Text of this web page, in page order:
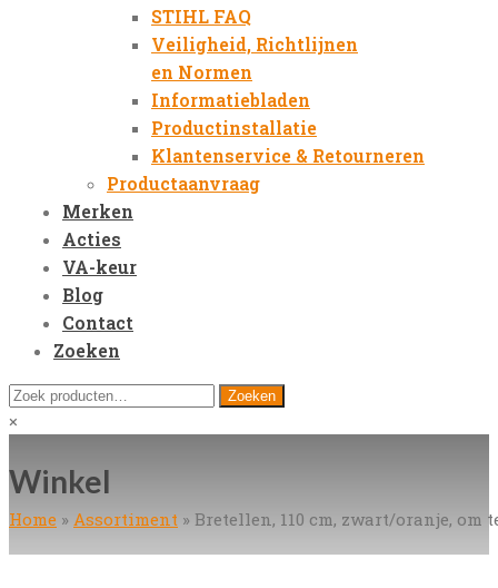
STIHL FAQ
Veiligheid, Richtlijnen
en Normen
Informatiebladen
Productinstallatie
Klantenservice & Retourneren
Productaanvraag
Merken
Acties
VA-keur
Blog
Contact
Zoeken
Open
Mobile
Zoeken
naar:
Zoeken
×
Winkel
Home » Assortiment » Bretellen, 110 cm, zwart/oranje, om